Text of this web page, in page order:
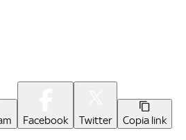
Facebook Twitter Copia link